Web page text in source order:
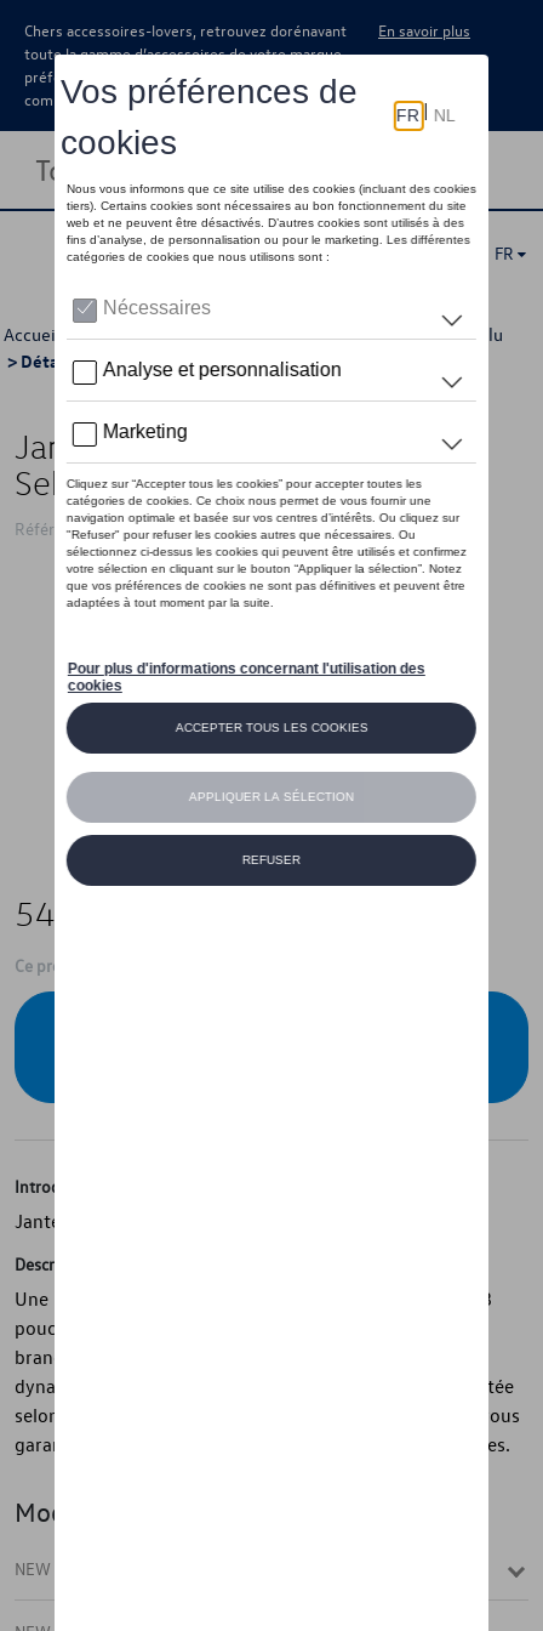
Chers accessoires-lovers, retrouvez dorénavant
toute la gamme d’accessoires de votre marque
préférée sous forme de catalogue à
commander auprès de votre concessionaire.
En savoir plus
Toggle navigation
FR
Accueil >Catalogue Volkswagen >Jantes et roues >Jantes alu
> Détail
Jante en alliage, 7J x 18 ET43,
Sebring, argent sterling
Référence: 5NA071498 88Z
545,00 €
Ce produit n'est actuellement pas de stock
Introduction
Jante en alliage
Description
Une présence sportive avec la jante en alliage Sebring 18
pouces du programme R - avec son design à 5 doubles
branches, la jante en argent sterling souligne l'aspect
dynamique de votre voiture. La jante en alliage a été testée
selon les spécifications strictes du groupe Volkswagen, vous
garantissant une sécurité et une fonctionnalité maximales.
Modèle(s)
NEW TIGUAN